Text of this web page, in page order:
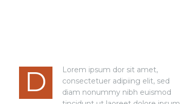
D
Lorem ipsum dor sit amet,
consectetuer adipiing elit, sed
diam nonummy nibh euismod